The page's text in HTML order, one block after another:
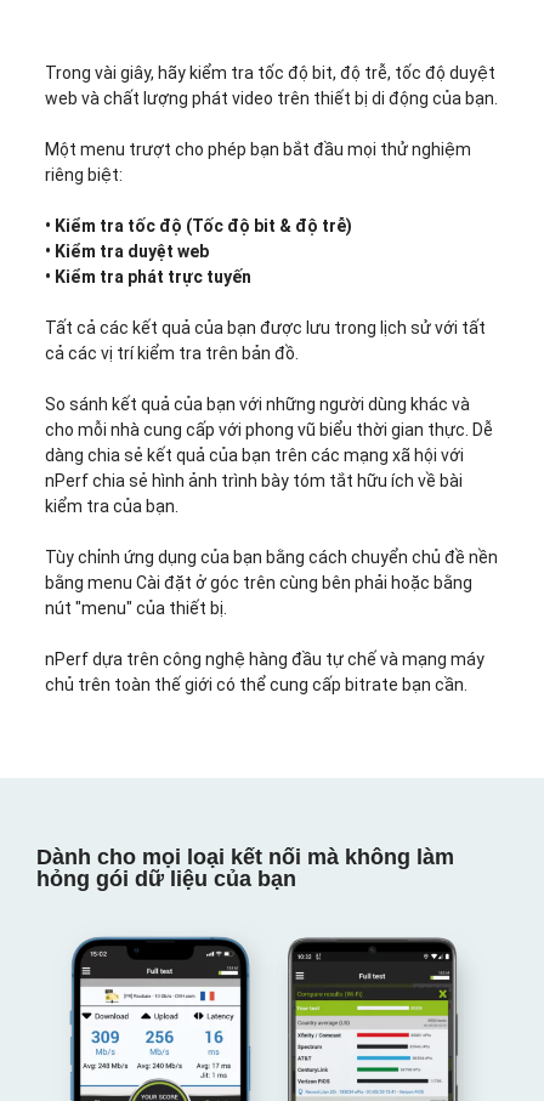
Trong vài giây, hãy kiểm tra tốc độ bit, độ trễ, tốc độ duyệt
web và chất lượng phát video trên thiết bị di động của bạn.
Một menu trượt cho phép bạn bắt đầu mọi thử nghiệm
riêng biệt:
• Kiểm tra tốc độ (Tốc độ bit & độ trễ)
• Kiểm tra duyệt web
• Kiểm tra phát trực tuyến
Tất cả các kết quả của bạn được lưu trong lịch sử với tất
cả các vị trí kiểm tra trên bản đồ.
So sánh kết quả của bạn với những người dùng khác và
cho mỗi nhà cung cấp với phong vũ biểu thời gian thực. Dễ
dàng chia sẻ kết quả của bạn trên các mạng xã hội với
nPerf chia sẻ hình ảnh trình bày tóm tắt hữu ích về bài
kiểm tra của bạn.
Tùy chỉnh ứng dụng của bạn bằng cách chuyển chủ đề nền
bằng menu Cài đặt ở góc trên cùng bên phải hoặc bằng
nút "menu" của thiết bị.
nPerf dựa trên công nghệ hàng đầu tự chế và mạng máy
chủ trên toàn thế giới có thể cung cấp bitrate bạn cần.
Dành cho mọi loại kết nối mà không làm
hỏng gói dữ liệu của bạn